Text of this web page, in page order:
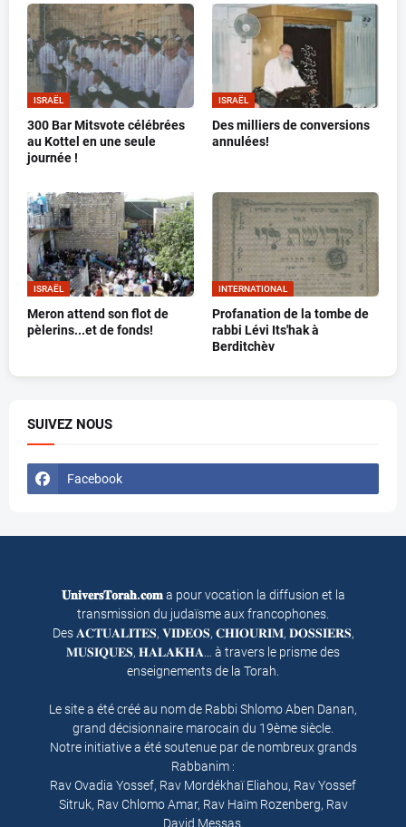
ISRAËL
300 Bar Mitsvote célébrées
au Kottel en une seule
journée !
ISRAËL
Des milliers de conversions
annulées!
ISRAËL
Meron attend son flot de
pèlerins...et de fonds!
INTERNATIONAL
Profanation de la tombe de
rabbi Lévi Its'hak à
Berditchèv
SUIVEZ NOUS
Facebook
𝐔𝐧𝐢𝐯𝐞𝐫𝐬𝐓𝐨𝐫𝐚𝐡.𝐜𝐨𝐦a pour vocation la diffusion et la
transmission du judaïsme aux francophones.
Des 𝐀𝐂𝐓𝐔𝐀𝐋𝐈𝐓𝐄𝐒, 𝐕𝐈𝐃𝐄𝐎𝐒, 𝐂𝐇𝐈𝐎𝐔𝐑𝐈𝐌, 𝐃𝐎𝐒𝐒𝐈𝐄𝐑𝐒,
𝐌𝐔𝐒𝐈𝐐𝐔𝐄𝐒, 𝐇𝐀𝐋𝐀𝐊𝐇𝐀… à travers le prisme des
enseignements de la Torah.
Le site a été créé au nom de Rabbi Shlomo Aben Danan,
grand décisionnaire marocain du 19ème siècle.
Notre initiative a été soutenue par de nombreux grands
Rabbanim :
Rav Ovadia Yossef, Rav Mordékhaï Eliahou, Rav Yossef
Sitruk, Rav Chlomo Amar, Rav Haïm Rozenberg, Rav
David Messas.